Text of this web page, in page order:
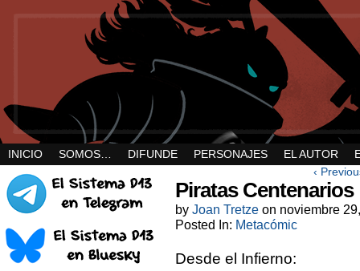
INICIO SOMOS… DIFUNDE PERSONAJES EL AUTOR
‹
Piratas Centenarios
by Joan Tretze on noviembre
Posted In: Metacómic
Desde el Infierno: